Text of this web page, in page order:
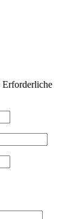
Erforderliche